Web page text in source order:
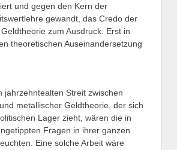
und gegen den Kern der
gewandt, das Credo der
zum Ausdruck. Erst in
theoretischen Auseinandersetzung
jahrzehntealten Streit zwischen
metallischer Geldtheorie, der sich
Lager zieht, wären die in
Fragen in ihrer ganzen
Eine solche Arbeit wäre